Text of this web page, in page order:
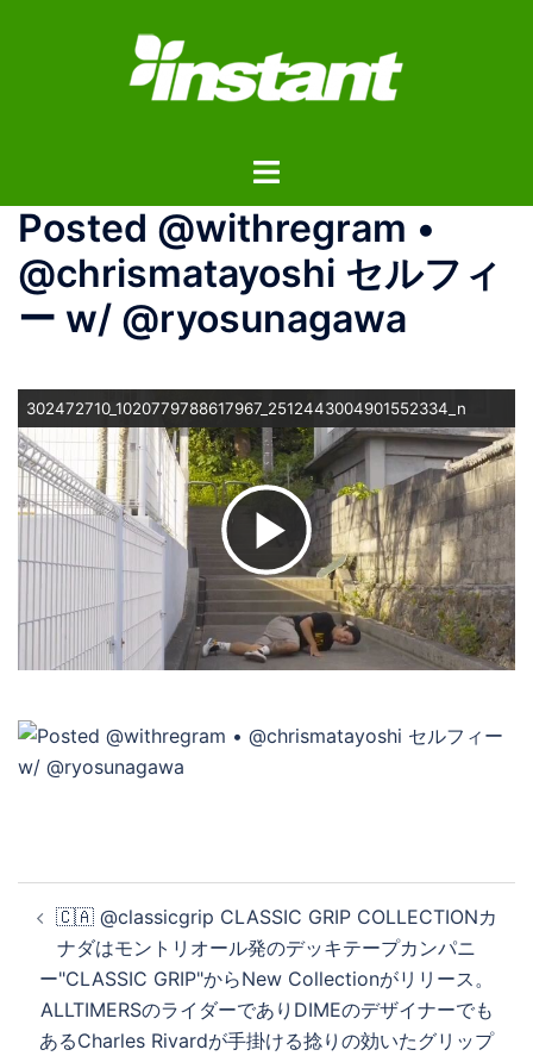
ス
ト
ル
ニ
ュ
️‍️‍️‍Posted @withregram •
@chrismatayoshi セルフィ
ー w/ @ryosunagawa
302472710_1020779788617967_2512443004901552334_n
ビ
デ
再
生
稿
ビ
ゲ
🇨🇦 @classicgrip CLASSIC GRIP COLLECTIONカ
ナダはモントリオール発のデッキテープカンパニ
ー"CLASSIC GRIP"からNew Collectionがリリース。
ALLTIMERSのライダーでありDIMEのデザイナーでも
あるCharles Rivardが手掛ける捻りの効いたグリップ